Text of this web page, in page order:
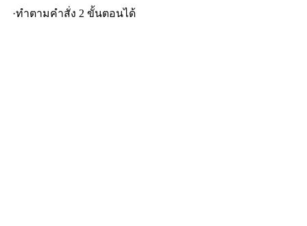
·ทำตามคำสั่ง 2 ขั้นตอนได้